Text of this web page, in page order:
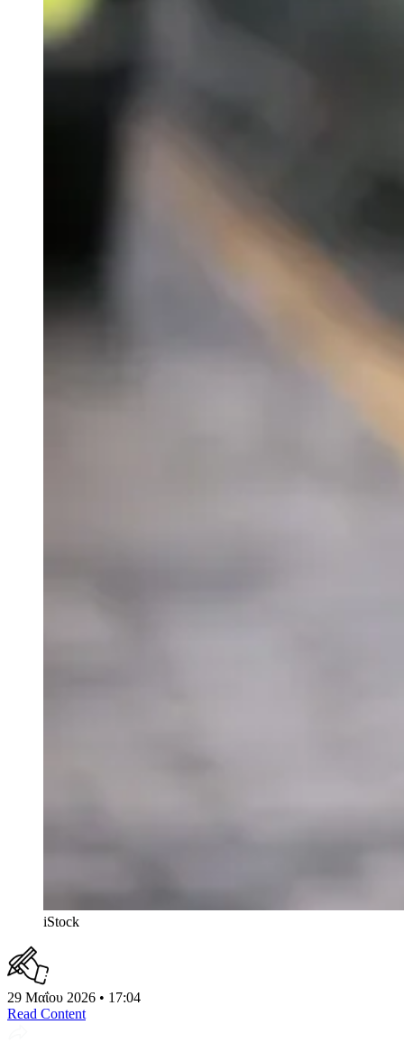
iStock
29 Μαΐου 2026 • 17:04
Read Content